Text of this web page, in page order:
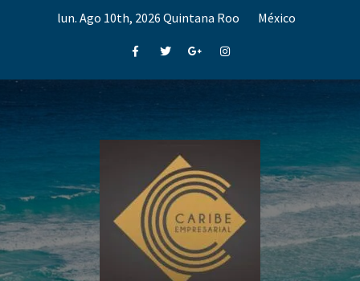
lun. Ago 10th, 2026 Quintana Roo México
FacebookTwitterGoogle+Instagram